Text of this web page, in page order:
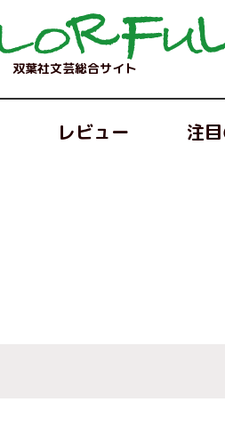
双葉社文芸総合サイト
レビュー 注